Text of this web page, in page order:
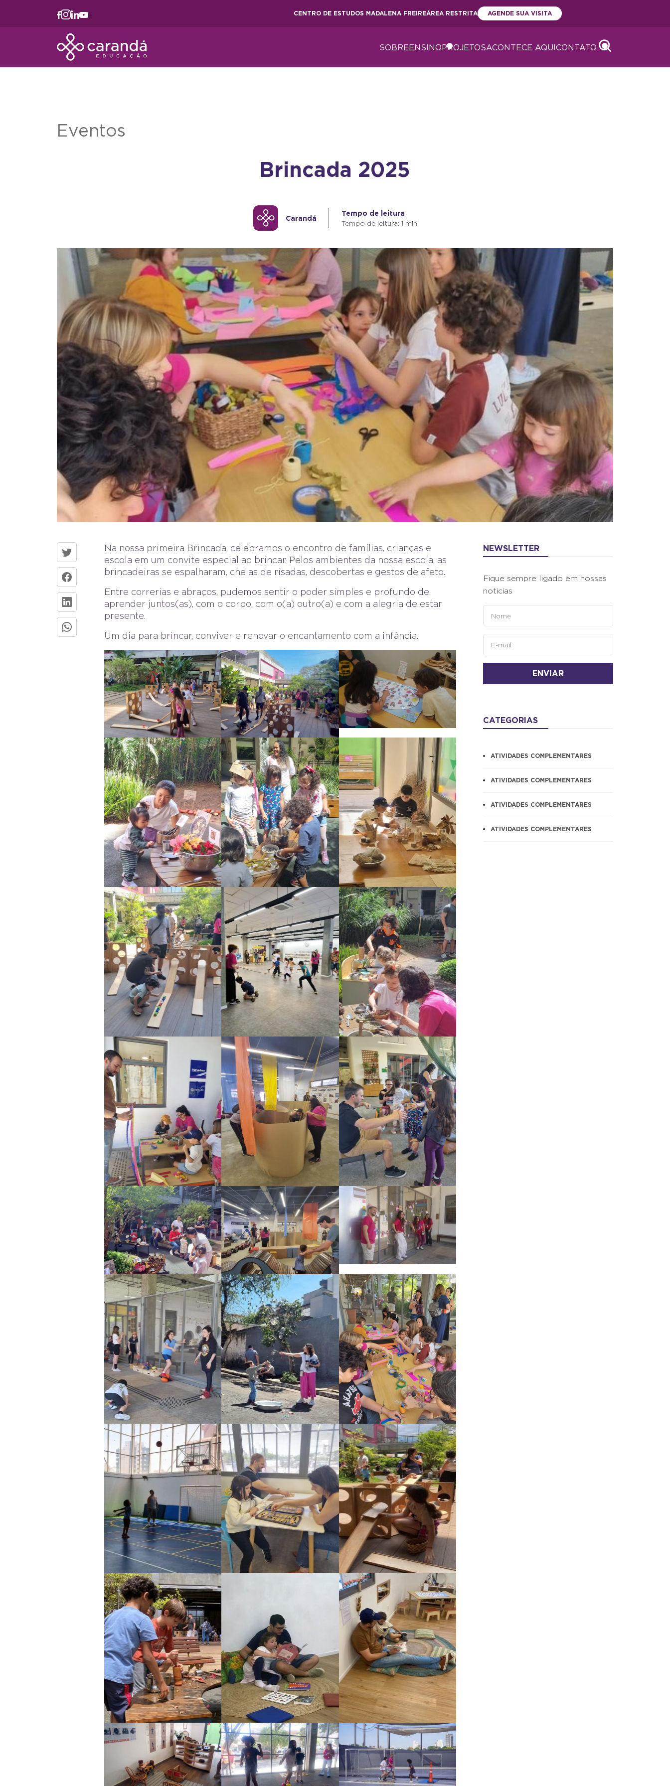
CENTRO DE ESTUDOS MADALENA FREIREÁREA RESTRITA AGENDE SUA VISITA
SOBREENSINO Abrir
PROJETOSACONTECE AQUICONTATO Abrir
Eventos
Brincada 2025
Carandá
Tempo de leitura
Tempo de leitura: 1 min
Na nossa primeira Brincada, celebramos o encontro de famílias, crianças e
escola em um convite especial ao brincar. Pelos ambientes da nossa escola, as
brincadeiras se espalharam, cheias de risadas, descobertas e gestos de afeto.
Entre correrias e abraços, pudemos sentir o poder simples e profundo de
aprender juntos(as), com o corpo, com o(a) outro(a) e com a alegria de estar
presente.
Um dia para brincar, conviver e renovar o encantamento com a infância.
NEWSLETTER
Fique sempre ligado em nossas
noticias
ENVIAR
CATEGORIAS
ATIVIDADES COMPLEMENTARES
ATIVIDADES COMPLEMENTARES
ATIVIDADES COMPLEMENTARES
ATIVIDADES COMPLEMENTARES